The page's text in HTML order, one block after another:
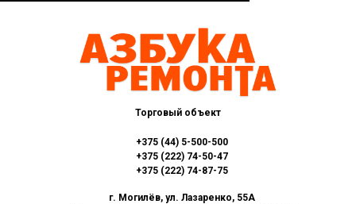
Торговый объект
+375 (44) 5-500-500
+375 (222) 74-50-47
+375 (222) 74-87-75
г. Могилёв, ул. Лазаренко, 55А